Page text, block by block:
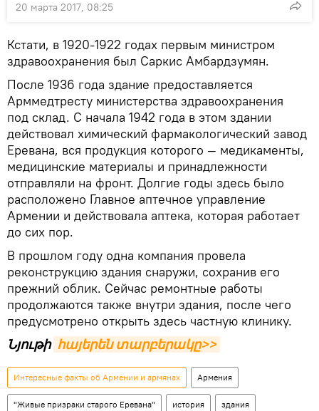
20 марта 2017, 08:25
Кстати, в 1920-1922 годах первым министром
здравоохранения был Саркис Амбардзумян.
После 1936 года здание предоставляется
Арммедтресту министерства здравоохранения
под склад. С начала 1942 года в этом здании
действовал химический фармакологический завод
Еревана, вся продукция которого — медикаменты,
медицинские материалы и принадлежности
отправляли на фронт. Долгие годы здесь было
расположено Главное аптечное управление
Армении и действовала аптека, которая работает
до сих пор.
В прошлом году одна компания провела
реконструкцию здания снаружи, сохранив его
прежний облик. Сейчас ремонтные работы
продолжаются также внутри здания, после чего
предусмотрено открыть здесь частную клинику.
Նյութի հայերեն տարբերակը>>
Интересные факты об Армении и армянах Армения
"Живые призраки старого Еревана" история здания